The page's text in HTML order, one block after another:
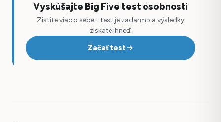
Vyskúšajte Big Five test osobnosti
Zistite viac o sebe - test je zadarmo a výsledky
získate ihneď.
Začať test